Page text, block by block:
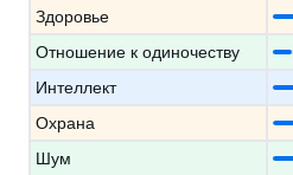
Здоровье
Отношение к одиночеству
Интеллект
Охрана
Шум